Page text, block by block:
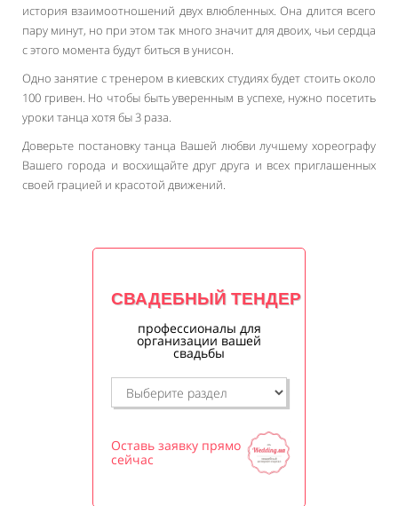
история взаимоотношений двух влюбленных. Она длится всего
пару минут, но при этом так много значит для двоих, чьи сердца
с этого момента будут биться в унисон.
Одно занятие с тренером в киевских студиях будет стоить около
100 гривен. Но чтобы быть уверенным в успехе, нужно посетить
уроки танца хотя бы 3 раза.
Доверьте постановку танца Вашей любви лучшему хореографу
Вашего города и восхищайте друг друга и всех приглашенных
своей грацией и красотой движений.
СВАДЕБНЫЙ ТЕНДЕР
профессионалы для
организации вашей
свадьбы
Оставь заявку прямо
сейчас